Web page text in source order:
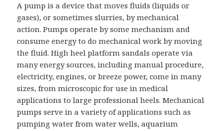
A pump is a device that moves fluids (liquids or
gases), or sometimes slurries, by mechanical
action. Pumps operate by some mechanism and
consume energy to do mechanical work by moving
the fluid. High heel platform sandals operate via
many energy sources, including manual procedure,
electricity, engines, or breeze power, come in many
sizes, from microscopic for use in medical
applications to large professional heels. Mechanical
pumps serve in a variety of applications such as
pumping water from water wells, aquarium